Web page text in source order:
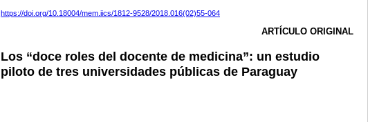
https://doi.org/10.18004/mem.iics/1812-9528/2018.016(02)55-064
ARTÍCULO ORIGINAL
Los “doce roles del docente de medicina”: un estudio
piloto de tres universidades públicas de Paraguay